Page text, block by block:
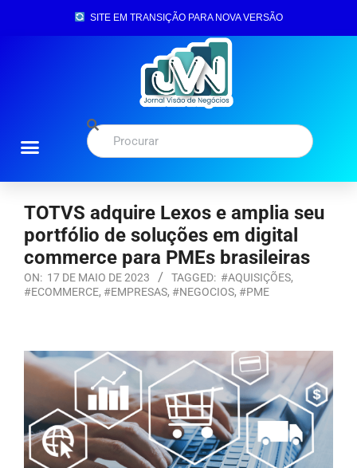
SITE EM TRANSIÇÃO PARA NOVA VERSÃO
TOTVS adquire Lexos e amplia seu
portfólio de soluções em digital
commerce para PMEs brasileiras
ON: 17 DE MAIO DE 2023 TAGGED: #AQUISIÇÕES,
#ECOMMERCE, #EMPRESAS, #NEGOCIOS, #PME